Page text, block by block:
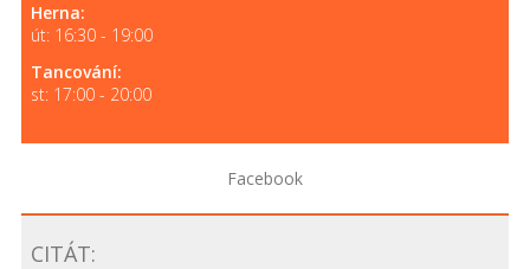
Herna:
út: 16:30 - 19:00
Tancování:
st: 17:00 - 20:00
Facebook
CITÁT: